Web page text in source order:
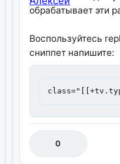
обрабатывает эти
Воспользуйтесь
сниппет напишите:
0